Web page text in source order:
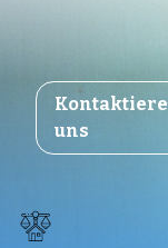
Kontaktiere
uns